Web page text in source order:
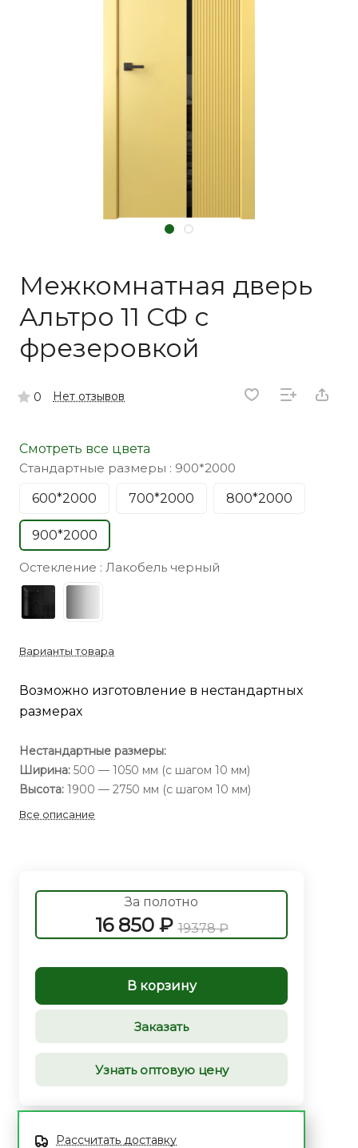
Межкомнатная дверь
Альтро 11 СФ с
фрезеровкой
0 Нет отзывов
Смотреть все цвета
Стандартные размеры : 900*2000
600*2000
700*2000 800*2000
900*2000
Остекление : Лакобель черный
Варианты товара
Возможно изготовление в нестандартных
размерах
Нестандартные размеры:
Ширина: 500 — 1050 мм (с шагом 10 мм)
Высота: 1900 — 2750 мм (с шагом 10 мм)
Все описание
За полотно
16 850 ₽ 19378 ₽
В корзину
Заказать
Узнать оптовую цену
Рассчитать доставку